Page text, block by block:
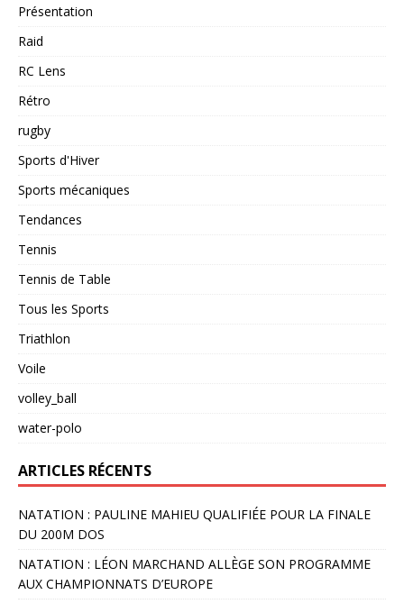
Présentation
Raid
RC Lens
Rétro
rugby
Sports d'Hiver
Sports mécaniques
Tendances
Tennis
Tennis de Table
Tous les Sports
Triathlon
Voile
volley_ball
water-polo
ARTICLES RÉCENTS
NATATION : PAULINE MAHIEU QUALIFIÉE POUR LA FINALE
DU 200M DOS
NATATION : LÉON MARCHAND ALLÈGE SON PROGRAMME
AUX CHAMPIONNATS D’EUROPE